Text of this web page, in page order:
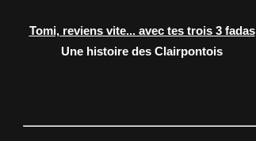
Tomi, reviens vite... avec tes trois 3 fadas
Une histoire des Clairpontois